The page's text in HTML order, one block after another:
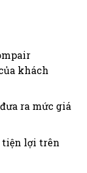
khách
ra mức giá
tiện lợi trên